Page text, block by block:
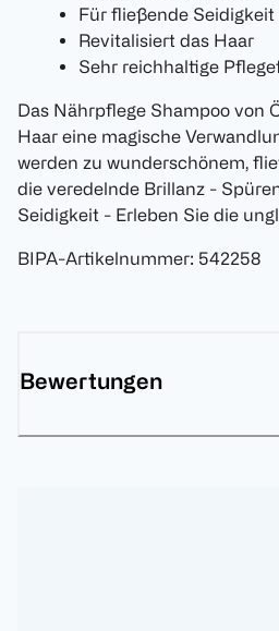
Für fließende
Revitalisiert das Haar
Sehr reichhaltige
Das Nährpflege Shampoo von
Haar eine magische
werden zu wunderschönem,
die veredelnde Brillanz -
Seidigkeit - Erleben Sie die
BIPA-Artikelnummer: 542258
Bewertungen